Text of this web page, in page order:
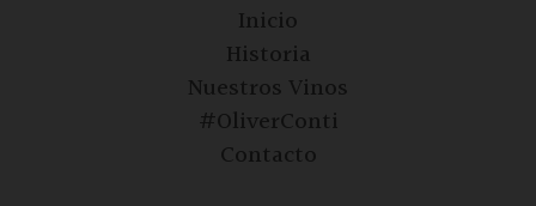
Inicio
Historia
Nuestros Vinos
#OliverConti
Contacto